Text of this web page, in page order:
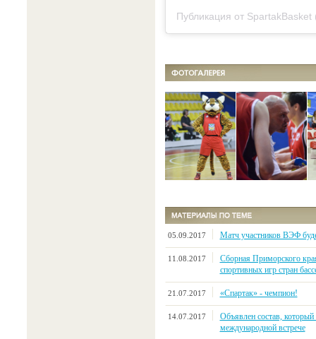
Публикация от
05.09.2017 Матч участников ВЭФ
11.08.2017
Сборная Приморского
спортивных игр стран
21.07.2017 «Спартак» - чемпион!
14.07.2017
Объявлен состав, который
международной встрече